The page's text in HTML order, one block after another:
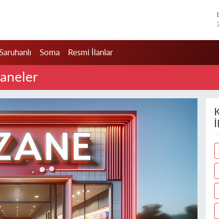
Soma Resmi İlanlar